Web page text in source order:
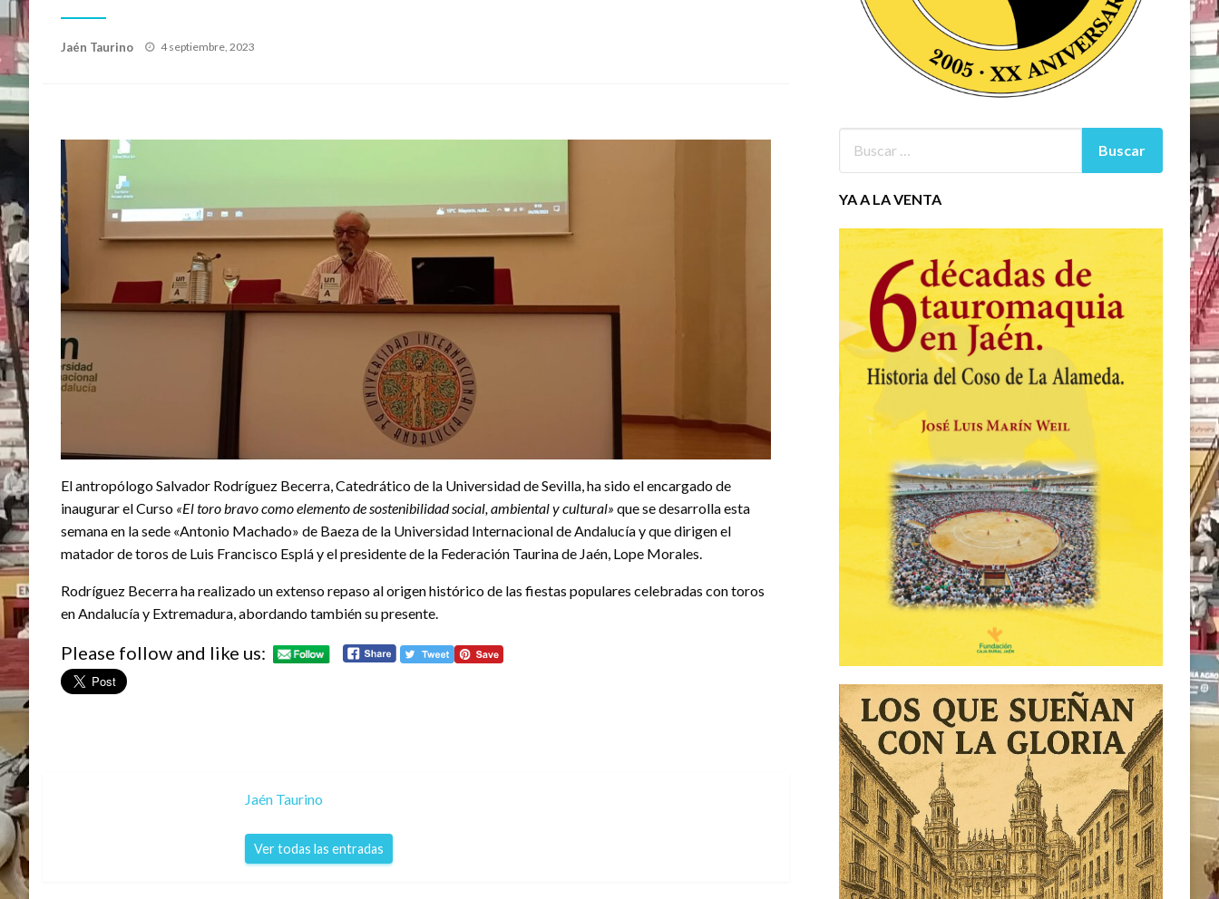
Jaén Taurino
Publicado
4 septiembre, 2023
El antropólogo Salvador Rodríguez Becerra, Catedrático de la Universidad de Sevilla, ha sido el encargado de
inaugurar el Curso «El toro bravo como elemento de sostenibilidad social, ambiental y cultural» que se desarrolla esta
semana en la sede «Antonio Machado» de Baeza de la Universidad Internacional de Andalucía y que dirigen el
matador de toros de Luis Francisco Esplá y el presidente de la Federación Taurina de Jaén, Lope Morales.
Rodríguez Becerra ha realizado un extenso repaso al origen histórico de las fiestas populares celebradas con toros
en Andalucía y Extremadura, abordando también su presente.
Please follow and like us:
Jaén Taurino
Ver todas las entradas
YA A LA VENTA